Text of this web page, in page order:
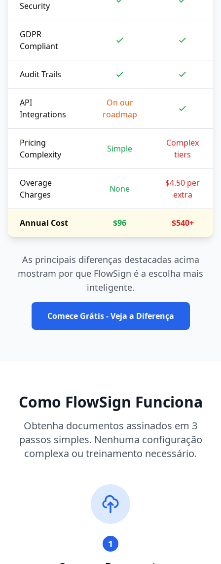
Security
GDPR
Compliant
Audit Trails
API
Integrations
On our
roadmap
Pricing
Complexity
Simple
Complex
tiers
Overage
Charges
None
$4.50 per
extra
Annual Cost $96 $540+
As principais diferenças destacadas acima
mostram por que FlowSign é a escolha mais
inteligente.
Comece Grátis - Veja a Diferença
Como FlowSign Funciona
Obtenha documentos assinados em 3
passos simples. Nenhuma configuração
complexa ou treinamento necessário.
1